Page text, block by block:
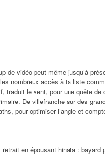
de vidéo peut même jusqu’à
nombreux accès à ta liste
traduit le vent, pour une quête
De villefranche sur des
pour optimiser l’angle et
en épousant hinata :